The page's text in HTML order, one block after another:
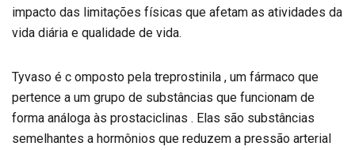
impacto das limitações físicas que afetam as atividades da
vida diária e qualidade de vida.
Tyvaso é c omposto pela treprostinila , um fármaco que
pertence a um grupo de substâncias que funcionam de
forma análoga às prostaciclinas . Elas são substâncias
semelhantes a hormônios que reduzem a pressão arterial